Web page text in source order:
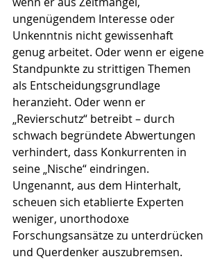
ungenügendem Interesse oder
Unkenntnis nicht gewissenhaft
genug arbeitet. Oder wenn er eigene
Standpunkte zu strittigen Themen
als Entscheidungsgrundlage
heranzieht. Oder wenn er
„Revierschutz“ betreibt – durch
schwach begründete Abwertungen
verhindert, dass Konkurrenten in
seine „Nische“ eindringen.
Ungenannt, aus dem Hinterhalt,
scheuen sich etablierte Experten
weniger, unorthodoxe
Forschungsansätze zu unterdrücken
und Querdenker auszubremsen.